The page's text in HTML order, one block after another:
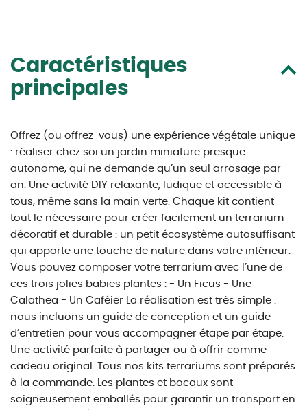
Caractéristiques
principales
Offrez (ou offrez-vous) une expérience végétale unique
: réaliser chez soi un jardin miniature presque
autonome, qui ne demande qu’un seul arrosage par
an. Une activité DIY relaxante, ludique et accessible à
tous, même sans la main verte. Chaque kit contient
tout le nécessaire pour créer facilement un terrarium
décoratif et durable : un petit écosystème autosuffisant
qui apporte une touche de nature dans votre intérieur.
Vous pouvez composer votre terrarium avec l’une de
ces trois jolies babies plantes : - Un Ficus - Une
Calathea - Un Caféier La réalisation est très simple :
nous incluons un guide de conception et un guide
d’entretien pour vous accompagner étape par étape.
Une activité parfaite à partager ou à offrir comme
cadeau original. Tous nos kits terrariums sont préparés
à la commande. Les plantes et bocaux sont
soigneusement emballés pour garantir un transport en